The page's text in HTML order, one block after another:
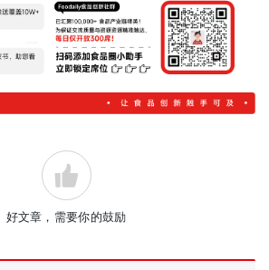
好文章，需要你的鼓励